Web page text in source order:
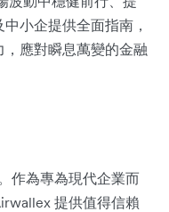
小企提供全面指南，
應對瞬息萬變的金融
作為專為現代企業而
提供值得信賴